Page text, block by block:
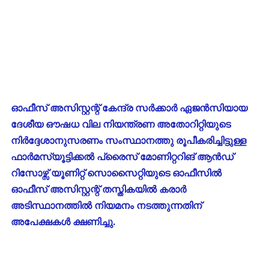
ഓഫീസ് അസിസ്റ്റന്റ് കേന്ദ്ര സർക്കാർ ഏജൻസിയായ
ദേശീയ ഔഷധ വില നിയന്ത്രണ അതോറിറ്റിയുടെ
നിർദ്ദേശാനുസരണം സംസ്ഥാനത്തു രൂപീകരിച്ചിട്ടുള്ള
ഫാർമസ്യൂട്ടിക്കൽ പ്രൈസ് മോണിറ്ററിങ് ആൻഡ്
റിസോഴ്സ് യൂണിറ്റ് സൊസൈറ്റിയുടെ ഓഫീസിൽ
ഓഫീസ് അസിസ്റ്റന്റ് തസ്തികയിൽ കരാർ
അടിസ്ഥാനത്തിൽ നിയമനം നടത്തുന്നതിന്
അപേക്ഷകൾ ക്ഷണിച്ചു.